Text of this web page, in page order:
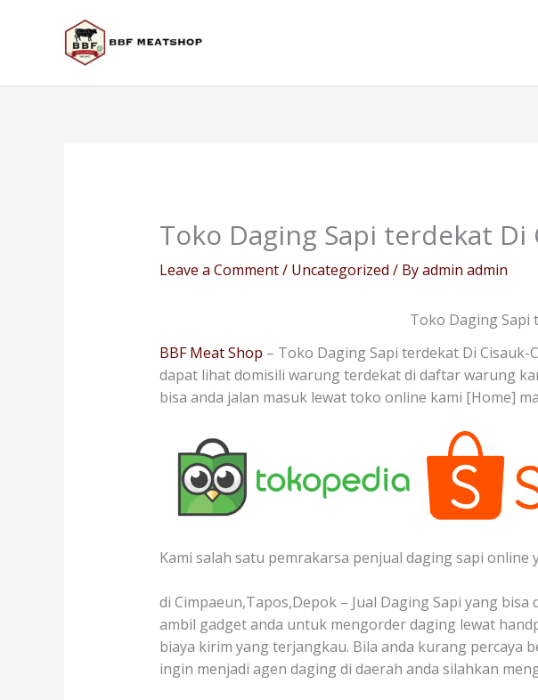
Toko Daging Sapi terdekat Di
Leave a Comment/ Uncategorized / Byadmin admin
Toko Daging Sapi
BBF Meat Shop – Toko Daging Sapi terdekat Di
dapat lihat domisili warung terdekat di daftar warung
bisa anda jalan masuk lewat toko online kami [Home]
Kami salah satu pemrakarsa penjual daging sapi online
di Cimpaeun,Tapos,Depok – Jual Daging Sapi yang
ambil gadget anda untuk mengorder daging lewat
biaya kirim yang terjangkau. Bila anda kurang percaya
ingin menjadi agen daging di daerah anda silahkan